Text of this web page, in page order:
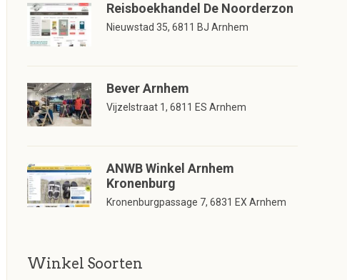
Reisboekhandel De Noorderzon
Nieuwstad 35, 6811 BJ Arnhem
Bever Arnhem
Vijzelstraat 1, 6811 ES Arnhem
ANWB Winkel Arnhem
Kronenburg
Kronenburgpassage 7, 6831 EX Arnhem
Winkel Soorten